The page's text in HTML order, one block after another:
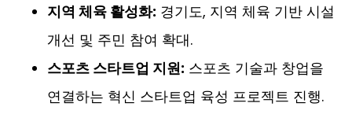
지역 체육 활성화: 경기도, 지역 체육 기반 시설
개선 및 주민 참여 확대.
스포츠 스타트업 지원: 스포츠 기술과 창업을
연결하는 혁신 스타트업 육성 프로젝트 진행.